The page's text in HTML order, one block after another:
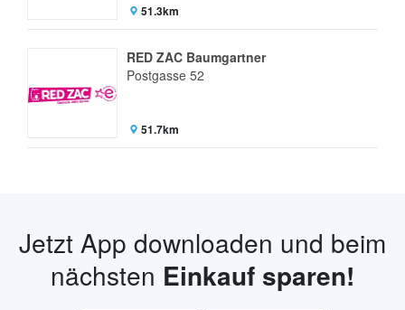
51.3km
RED ZAC Baumgartner
Postgasse 52
51.7km
Jetzt App downloaden und beim
nächsten Einkauf sparen!